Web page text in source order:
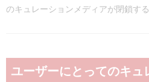
のキュレーションメディアが閉鎖す
ユーザーにとってのキュ